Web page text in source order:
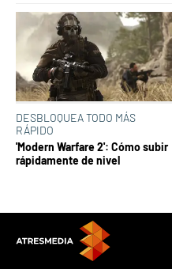
DESBLOQUEA TODO MÁS
RÁPIDO
'Modern Warfare 2': Cómo subir
rápidamente de nivel